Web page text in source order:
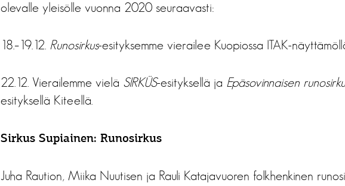
olevalle yleisölle vuonna 2020 seuraavasti:
18.–19.12. Runosirkus-esityksemme vierailee Kuopiossa ITAK-
22.12. Vierailemme vielä SIRKÜS-esityksellä ja Epäsovinnaisen
esityksellä Kiteellä.
Sirkus Supiainen: Runosirkus
Juha Raution, Miika Nuutisen ja Rauli Katajavuoren folkhenkinen